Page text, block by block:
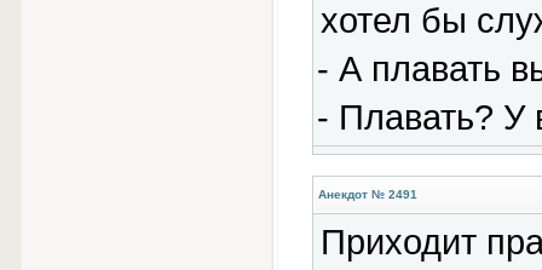
хотел бы
- А плавать
- Плавать? У
Анекдот № 2491
Приходит